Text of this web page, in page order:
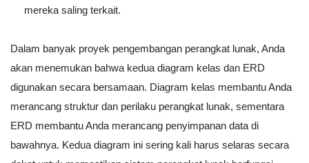
mereka saling terkait.
Dalam banyak proyek pengembangan perangkat lunak, Anda
akan menemukan bahwa kedua diagram kelas dan ERD
digunakan secara bersamaan. Diagram kelas membantu Anda
merancang struktur dan perilaku perangkat lunak, sementara
ERD membantu Anda merancang penyimpanan data di
bawahnya. Kedua diagram ini sering kali harus selaras secara